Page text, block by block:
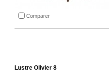
Comparer
Lustre Olivier 8